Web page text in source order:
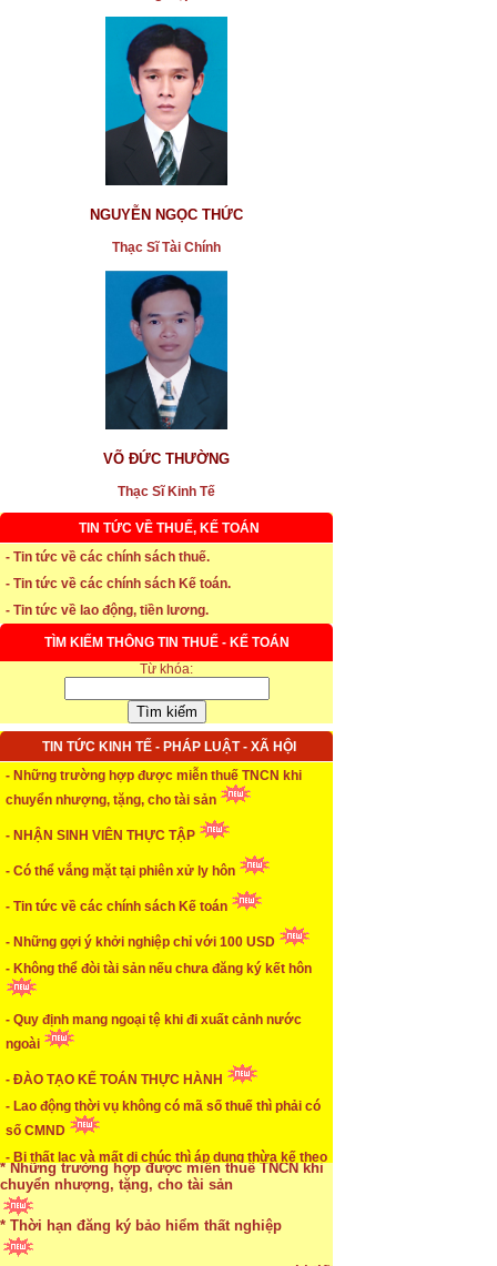
NGUYỄN NGỌC THỨC
Thạc Sĩ Tài Chính
VÕ ĐỨC THƯỜNG
Thạc Sĩ Kinh Tế
TIN TỨC VỀ THUẾ, KẾ TOÁN
- Tin tức về các chính sách thuế.
- Tin tức về các chính sách Kế toán.
- Tin tức về lao động, tiền lương.
TÌM KIẾM THÔNG TIN THUẾ - KẾ TOÁN
Từ khóa:
TIN TỨC KINH TẾ - PHÁP LUẬT - XÃ HỘI
- Những trường hợp được miễn thuế TNCN khi
chuyển nhượng, tặng, cho tài sản
- NHẬN SINH VIÊN THỰC TẬP
- Có thể vắng mặt tại phiên xử ly hôn
- Tin tức về các chính sách Kế toán
- Những gợi ý khởi nghiệp chỉ với 100 USD
- Không thể đòi tài sản nếu chưa đăng ký kết hôn
- Quy định mang ngoại tệ khi đi xuất cảnh nước
ngoài
- ĐÀO TẠO KẾ TOÁN THỰC HÀNH
- Lao động thời vụ không có mã số thuế thì phải có
số CMND
- Bị thất lạc và mất di chúc thì áp dụng thừa kế theo
pháp luật
* Thời hạn đăng ký bảo hiểm thất nghiệp
* Thời hiệu xử phạt trong xây dựng
...xem chi tiết
* NHẬN SINH VIÊN THỰC TẬP
...xem chi tiết
* ĐÀO TẠO KẾ TOÁN THỰC HÀNH
* TUYỂN DỤNG KẾ TOÁN (thường xuyên)
* Cách chọn màu phù hợp theo phong thuỷ
* Mức phạt khi chậm nộp báo cáo thuế
...xem chi tiết
* Lập di chúc bằng miệng có cần đi công chứng
...xem chi tiết
* Những trường hợp được miễn thuế TNCN khi
chuyển nhượng, tặng, cho tài sản
* Thời hạn đăng ký bảo hiểm thất nghiệp